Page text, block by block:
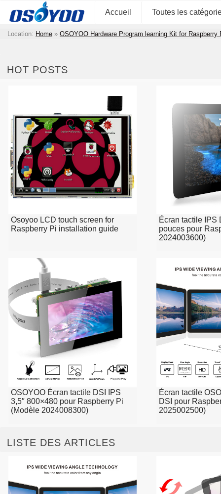
Accueil Toutes les
Location: Home » OSOYOO Hardware Program learning Kit for
HOT POSTS
Osoyoo LCD touch screen for
Raspberry Pi installation guide
Écran tactile IPS
pouces pour
2024003600)
OSOYOO Écran tactile DSI IPS
3,5″ 800×480 pour Raspberry Pi
(Modèle 2024008300)
Écran tactile
DSI pour
2025002500)
LISTE DES ARTICLES